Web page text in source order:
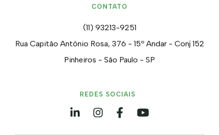
REDES SOCIAIS
CONTATO
(11) 93213-9251
Rua Capitão Antônio Rosa, 376 - 15º Andar - Conj 152
Pinheiros - São Paulo - SP